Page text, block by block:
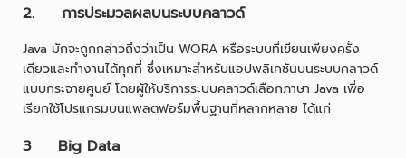
2. การประมวลผลบนระบบคลาวด์
Java มักจะถูกกล่าวถึงว่าเป็น WORA หรือระบบที่เขียนเพียงครั้ง
เดียวและทำงานได้ทุกที่ ซึ่งเหมาะสำหรับแอปพลิเคชันบนระบบคลาวด์
แบบกระจายศูนย์ โดยผู้ให้บริการระบบคลาวด์เลือกภาษา Java เพื่อ
เรียกใช้โปรแกรมบนแพลตฟอร์มพื้นฐานที่หลากหลาย ได้แก่
3 Big Data